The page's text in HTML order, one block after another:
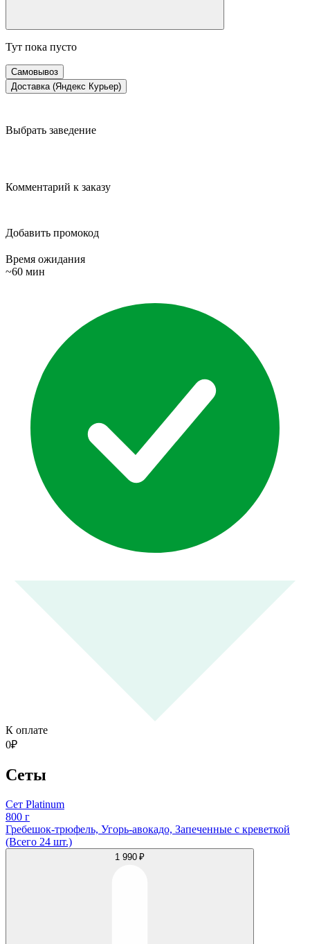
Тут пока пусто
Самовывоз
Доставка (Яндекс Курьер)
Выбрать заведение
Комментарий к заказу
Добавить промокод
Время ожидания
~60 мин
К оплате
0₽
Сеты
Сет Platinum
800 г
Гребешок-трюфель, Угорь-авокадо, Запеченные с креветкой
(Всего 24 шт.)
1 990 ₽